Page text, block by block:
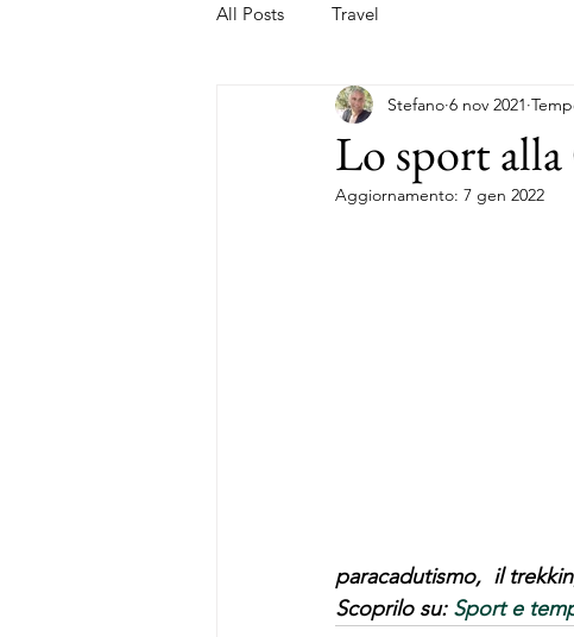
All Posts Travel
Lo sport
Stefano 6 nov 2021
Aggiornamento: 7 gen 2022
paracadutismo,  il
Scoprilo su: Sport e